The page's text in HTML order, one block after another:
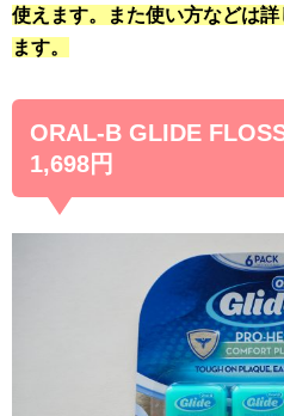
使えます。また使い方などは
ます。
ORAL-B GLIDE
1,698円